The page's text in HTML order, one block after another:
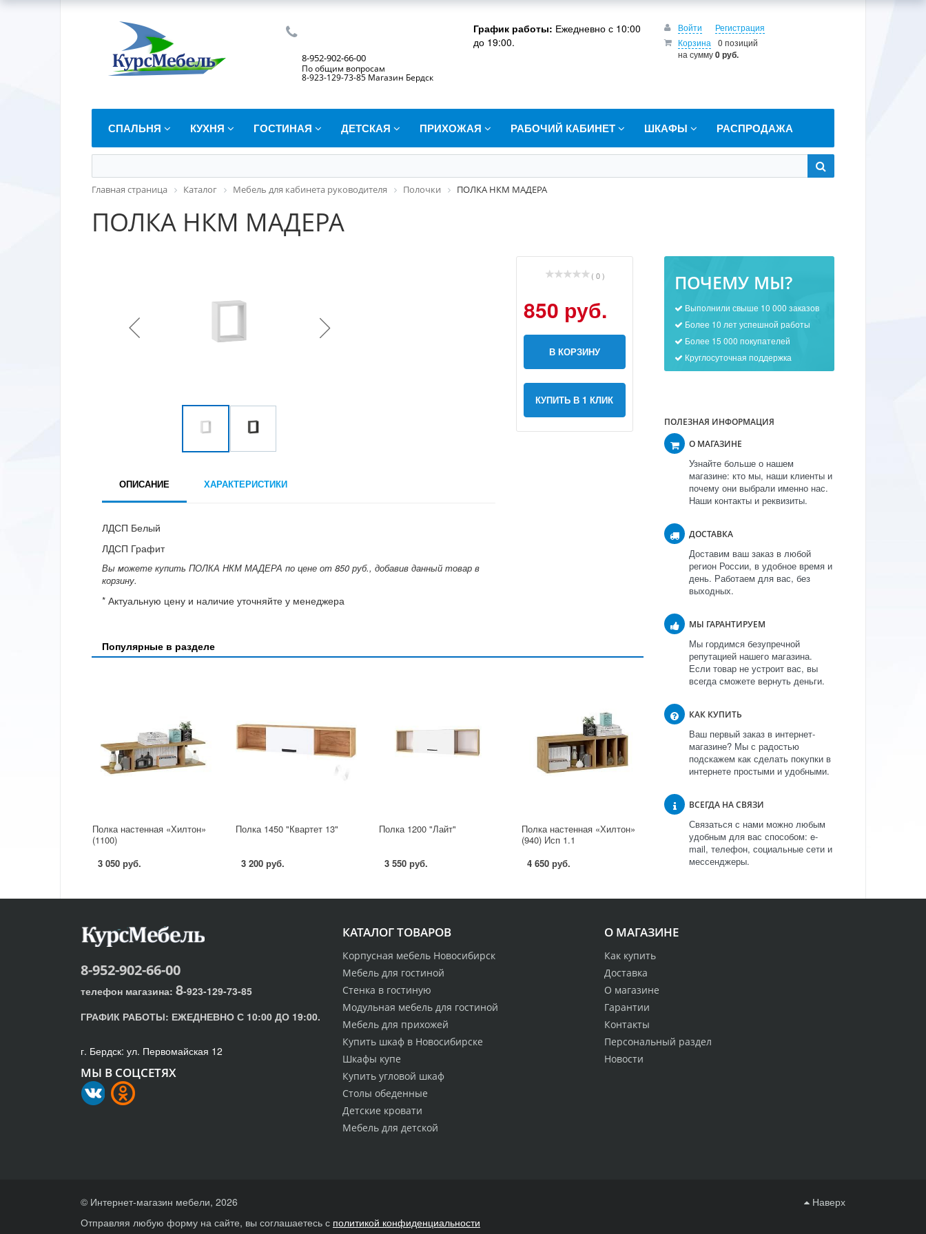
8-952-902-66-00
По общим вопросам
8-923-129-73-85 Магазин Бердск
График работы: Ежедневно с 10:00
до 19:00.
Войти
Регистрация
Корзина
0 позиций
на сумму0 руб.
СПАЛЬНЯ КУХНЯ ГОСТИНАЯ ДЕТСКАЯ ПРИХОЖАЯ РАБОЧИЙ КАБИНЕТ ШКАФЫ РАСПРОДАЖА
Главная страница Каталог Мебель для кабинета руководителя Полочки ПОЛКА НКМ МАДЕРА
ПОЛКА НКМ МАДЕРА
( 0 )
850 руб.
В КОРЗИНУ
КУПИТЬ В 1 КЛИК
ОПИСАНИЕ ХАРАКТЕРИСТИКИ
ЛДСП Белый
ЛДСП Графит
Вы можете купить ПОЛКА НКМ МАДЕРА по цене от 850 руб., добавив данный товар в
корзину.
* Актуальную цену и наличие уточняйте у менеджера
Популярные в разделе
Полка настенная «Хилтон»
(1100)
3 050 руб.
Полка 1450 "Квартет 13"
3 200 руб.
Полка 1200 "Лайт"
3 550 руб.
Полка настенная «Хилтон»
(940) Исп 1.1
4 650 руб.
ПОЧЕМУ МЫ?
Выполнили свыше 10 000 заказов
Более 10 лет успешной работы
Более 15 000 покупателей
Круглосуточная поддержка
ПОЛЕЗНАЯ ИНФОРМАЦИЯ
О МАГАЗИНЕ
Узнайте больше о нашем
магазине: кто мы, наши клиенты и
почему они выбрали именно нас.
Наши контакты и реквизиты.
ДОСТАВКА
Доставим ваш заказ в любой
регион России, в удобное время и
день. Работаем для вас, без
выходных.
МЫ ГАРАНТИРУЕМ
Мы гордимся безупречной
репутацией нашего магазина.
Если товар не устроит вас, вы
всегда сможете вернуть деньги.
КАК КУПИТЬ
Ваш первый заказ в интернет-
магазине? Мы с радостью
подскажем как сделать покупки в
интернете простыми и удобными.
ВСЕГДА НА СВЯЗИ
Связаться с нами можно любым
удобным для вас способом: e-
mail, телефон, социальные сети и
мессенджеры.
О МАГАЗИНЕ
Как купить
Доставка
О магазине
Гарантии
Контакты
Персональный раздел
Новости
КАТАЛОГ ТОВАРОВ
Корпусная мебель Новосибирск
Мебель для гостиной
Стенка в гостиную
Модульная мебель для гостиной
Мебель для прихожей
Купить шкаф в Новосибирске
Шкафы купе
Купить угловой шкаф
Столы обеденные
Детские кровати
Мебель для детской
8-952-902-66-00
телефон магазина: 8-923-129-73-85
ГРАФИК РАБОТЫ: ЕЖЕДНЕВНО С 10:00 ДО 19:00.
г. Бердск: ул. Первомайская 12
МЫ В СОЦСЕТЯХ
© Интернет-магазин мебели, 2026
Наверх
Отправляя любую форму на сайте, вы соглашаетесь с политикой конфиденциальности